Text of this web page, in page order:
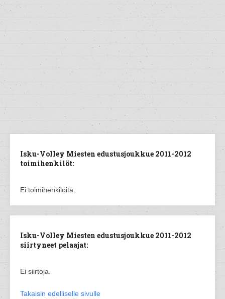
Isku-Volley Miesten edustusjoukkue 2011-2012
toimihenkilöt:
Ei toimihenkilöitä.
Isku-Volley Miesten edustusjoukkue 2011-2012
siirtyneet pelaajat:
Ei siirtoja.
Takaisin edelliselle sivulle